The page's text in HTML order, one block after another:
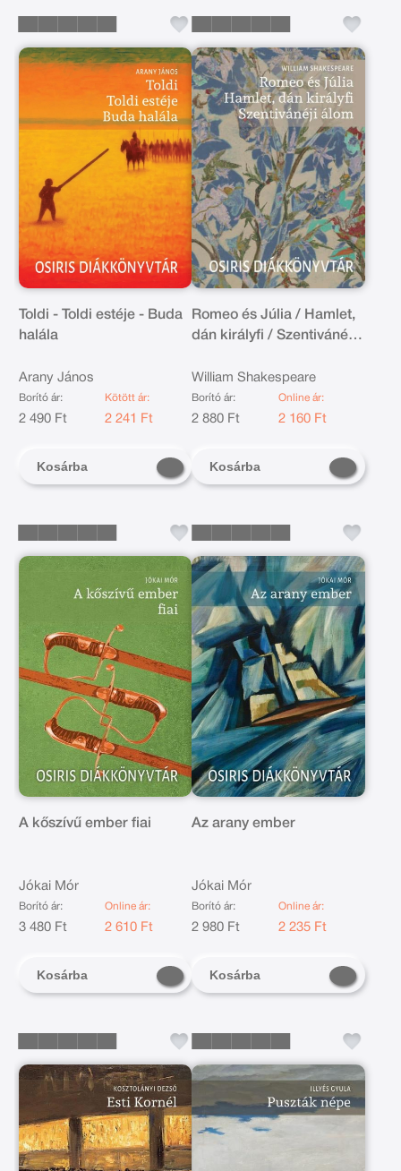
Toldi - Toldi estéje - Buda
halála
Arany János
Borító ár:
2 490 Ft
Kötött ár:
2 241 Ft
Kosárba
Romeo és Júlia / Hamlet,
dán királyfi / Szentivánéji
William Shakespeare
Borító ár:
2 880 Ft
Online ár:
2 160 Ft
Kosárba
A kőszívű ember fiai
Jókai Mór
Borító ár:
3 480 Ft
Online ár:
2 610 Ft
Kosárba
Az arany ember
Jókai Mór
Borító ár:
2 980 Ft
Online ár:
2 235 Ft
Kosárba